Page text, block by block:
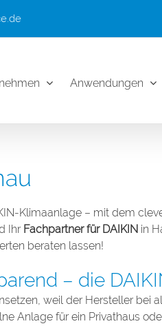
Anwendungen
Klimaanlage – mit dem
Ihr Fachpartner für DAIKIN in
beraten lassen!
– die
weil der Hersteller
Anlage für ein Privathaus